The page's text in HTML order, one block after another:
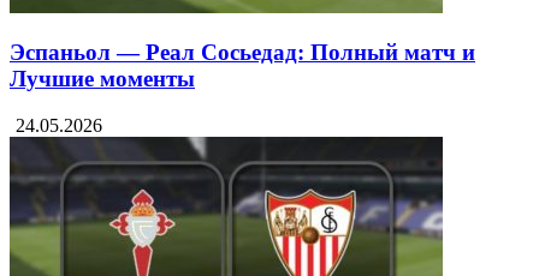
Эспаньол — Реал Сосьедад: Полный матч и
Лучшие моменты
24.05.2026